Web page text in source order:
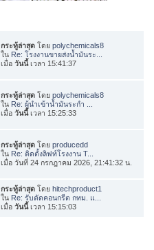
กระทู้ล่าสุด โดยpolychemicals8
ใน Re: โรงงานขายส่งน้ำมันระ...
เมื่อวันนี้เวลา 15:41:37
กระทู้ล่าสุด โดยpolychemicals8
ใน Re: ผู้นำเข้าน้ำมันระกำ ...
เมื่อวันนี้เวลา 15:25:33
กระทู้ล่าสุด โดยproducedd
ใน Re: ติดตั้งลิฟท์โรงงาน T...
เมื่อ วันที่ 24 กรกฎาคม 2026, 21:41:32 น.
กระทู้ล่าสุด โดยhitechproduct1
ใน Re: รับตัดคอนกรีต กทม. แ...
เมื่อวันนี้เวลา 15:15:03